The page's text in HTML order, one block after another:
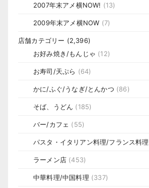
2007年末アメ横NOW! (13)
2009年末アメ横NOW (7)
店舗カテゴリー (2,396)
お好み焼き/もんじゃ (12)
お寿司/天ぷら (64)
かに/ふぐ/うなぎ/とんかつ (86)
そば、うどん (185)
バー/カフェ (55)
パスタ・イタリアン料理/フランス料理
ラーメン店 (453)
中華料理/中国料理 (337)